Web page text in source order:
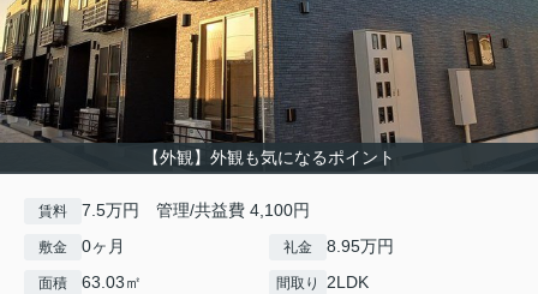
【外観】外観も気になるポイント
賃料 7.5万円 管理/共益費 4,100円
敷金 0ヶ月 礼金 8.95万円
面積 63.03㎡ 間取り 2LDK